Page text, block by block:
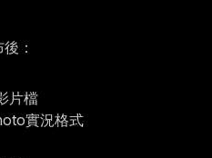
：
片檔
實況格式